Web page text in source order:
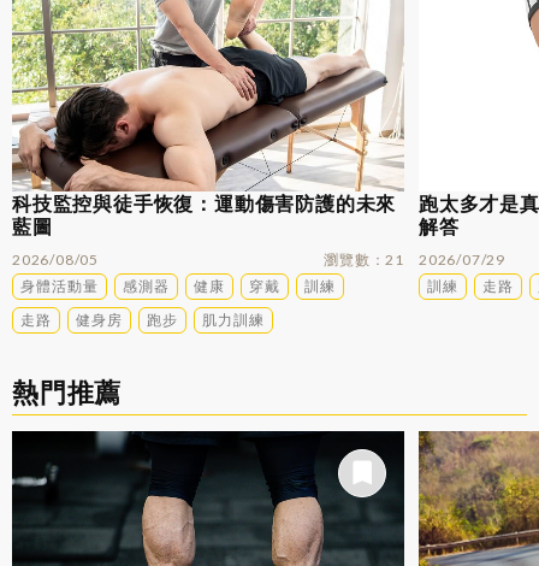
科技監控與徒手恢復：運動傷害防護的未來
藍圖
2026/08/05 瀏覽數
21
身體活動量
感測器 健康 穿戴
訓練
走路
健身房 跑步 肌力訓練
跑太多才是
解答
2026/07/29
訓練
走路
熱門推薦